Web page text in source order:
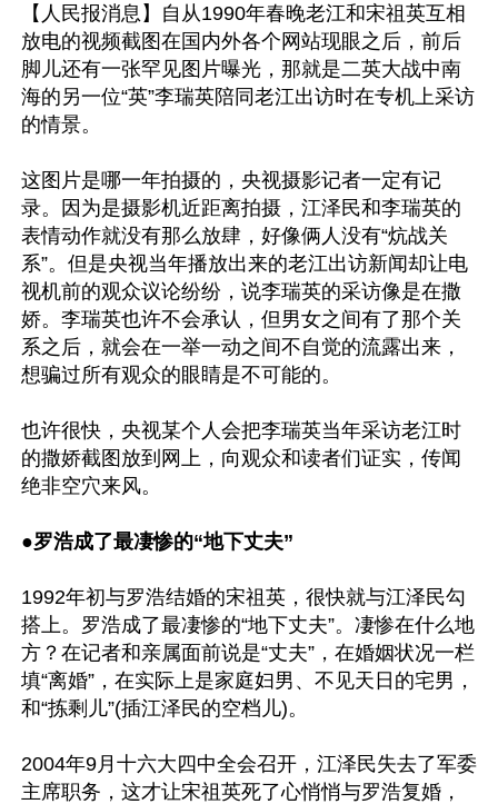
【人民报消息】自从1990年春晚老江和宋祖英互相
放电的视频截图在国内外各个网站现眼之后，前后
脚儿还有一张罕见图片曝光，那就是二英大战中南
海的另一位“英”李瑞英陪同老江出访时在专机上采访
的情景。
这图片是哪一年拍摄的，央视摄影记者一定有记
录。因为是摄影机近距离拍摄，江泽民和李瑞英的
表情动作就没有那么放肆，好像俩人没有“炕战关
系”。但是央视当年播放出来的老江出访新闻却让电
视机前的观众议论纷纷，说李瑞英的采访像是在撒
娇。李瑞英也许不会承认，但男女之间有了那个关
系之后，就会在一举一动之间不自觉的流露出来，
想骗过所有观众的眼睛是不可能的。
也许很快，央视某个人会把李瑞英当年采访老江时
的撒娇截图放到网上，向观众和读者们证实，传闻
绝非空穴来风。
●罗浩成了最凄惨的“地下丈夫”
1992年初与罗浩结婚的宋祖英，很快就与江泽民勾
搭上。罗浩成了最凄惨的“地下丈夫”。凄惨在什么地
方？在记者和亲属面前说是“丈夫”，在婚姻状况一栏
填“离婚”，在实际上是家庭妇男、不见天日的宅男，
和“拣剩儿”(插江泽民的空档儿)。
2004年9月十六大四中全会召开，江泽民失去了军委
主席职务，这才让宋祖英死了心悄悄与罗浩复婚，